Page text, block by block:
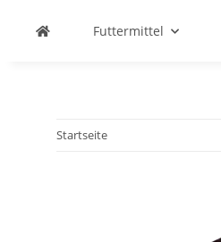
Futtermittel
Startseite